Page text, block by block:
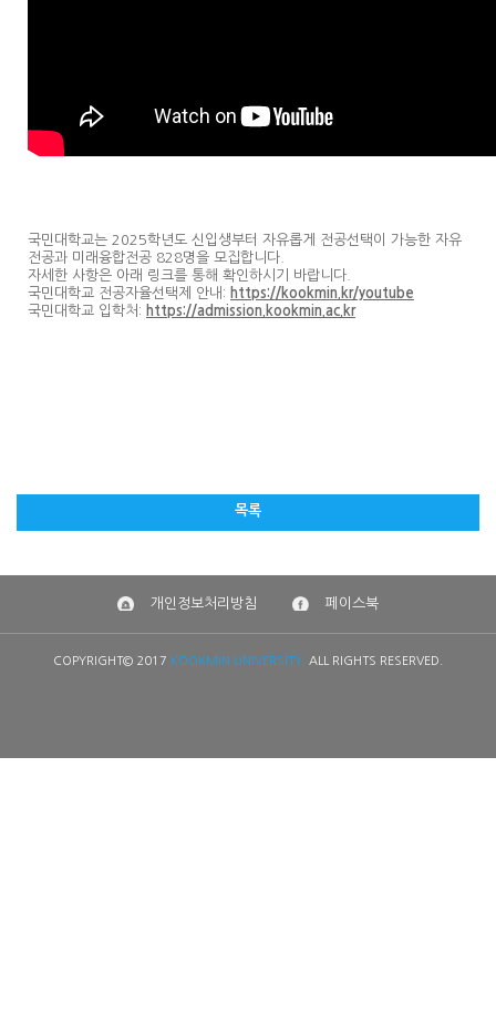
국민대학교는 2025학년도 신입생부터 자유롭게 전공선택이 가능한 자유
전공과 미래융합전공 828명을 모집합니다.
자세한 사항은 아래 링크를 통해 확인하시기 바랍니다.
국민대학교 전공자율선택제 안내: https://kookmin.kr/youtube
국민대학교 입학처: https://admission.kookmin.ac.kr
목록
개인정보처리방침 페이스북
COPYRIGHT© 2017 KOOKMIN UNIVERSITY. ALL RIGHTS RESERVED.